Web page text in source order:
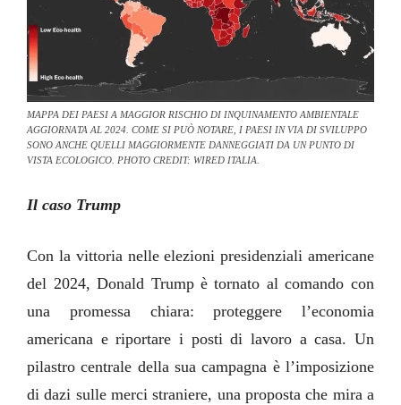
MAPPA DEI PAESI A MAGGIOR RISCHIO DI INQUINAMENTO AMBIENTALE
AGGIORNATA AL 2024. COME SI PUÒ NOTARE, I PAESI IN VIA DI SVILUPPO
SONO ANCHE QUELLI MAGGIORMENTE DANNEGGIATI DA UN PUNTO DI
VISTA ECOLOGICO. PHOTO CREDIT: WIRED ITALIA.
Il caso Trump
Con la vittoria nelle elezioni presidenziali americane
del 2024, Donald Trump è tornato al comando con
una promessa chiara: proteggere l’economia
americana e riportare i posti di lavoro a casa. Un
pilastro centrale della sua campagna è l’imposizione
di dazi sulle merci straniere, una proposta che mira a